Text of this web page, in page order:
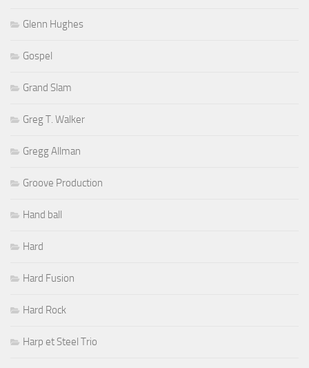
Glenn Hughes
Gospel
Grand Slam
Greg T. Walker
Gregg Allman
Groove Production
Hand ball
Hard
Hard Fusion
Hard Rock
Harp et Steel Trio